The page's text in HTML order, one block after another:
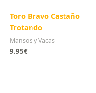
Toro Bravo Castaño
Trotando
Mansos y Vacas
9.95€